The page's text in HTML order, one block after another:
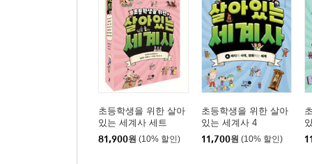
제8장 환절기 -원격수업의 길 찾기
8. 원격 대세: 원격수업에 대처하는 우리의 자세
부록 - 더 행복한 수업 꿈꾸기
2. 역사 수업에 도움이 되는 웹사이트
초등학생을 위한 살아
있는 세계사 세트
81,900원 (10% 할인)
초등학생을 위한 살아
있는 세계사 4
11,700원 (10% 할인)